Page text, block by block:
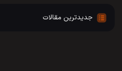
جدیدترین مقالات